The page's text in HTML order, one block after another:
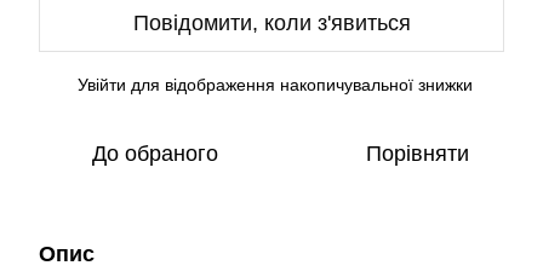
Повідомити, коли з'явиться
Увійти для відображення накопичувальної знижки
До обраного Порівняти
Опис